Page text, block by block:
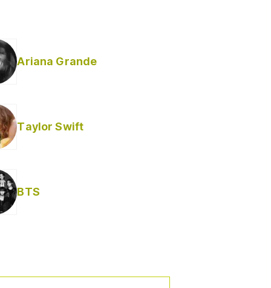
Ariana Grande
Taylor Swift
BTS